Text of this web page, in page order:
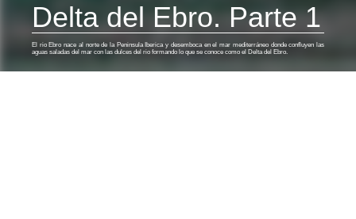
Delta del Ebro. Parte 1
El rio Ebro nace al norte de la Peninsula Iberica y desemboca en el mar mediterráneo donde confluyen las
aguas saladas del mar con las dulces del rio formando lo que se conoce como el Delta del Ebro.